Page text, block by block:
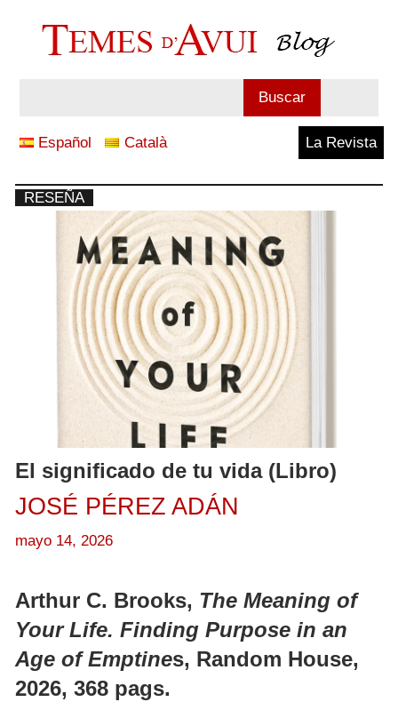
Temes
Buscar
Español Català La Revista
RESEÑA
El significado de tu vida (Libro)
JOSÉ PÉREZ ADÁN
mayo 14, 2026
Arthur C. Brooks, The Meaning of
Your Life. Finding Purpose in an
Age of Emptines, Random House,
2026, 368 pags.